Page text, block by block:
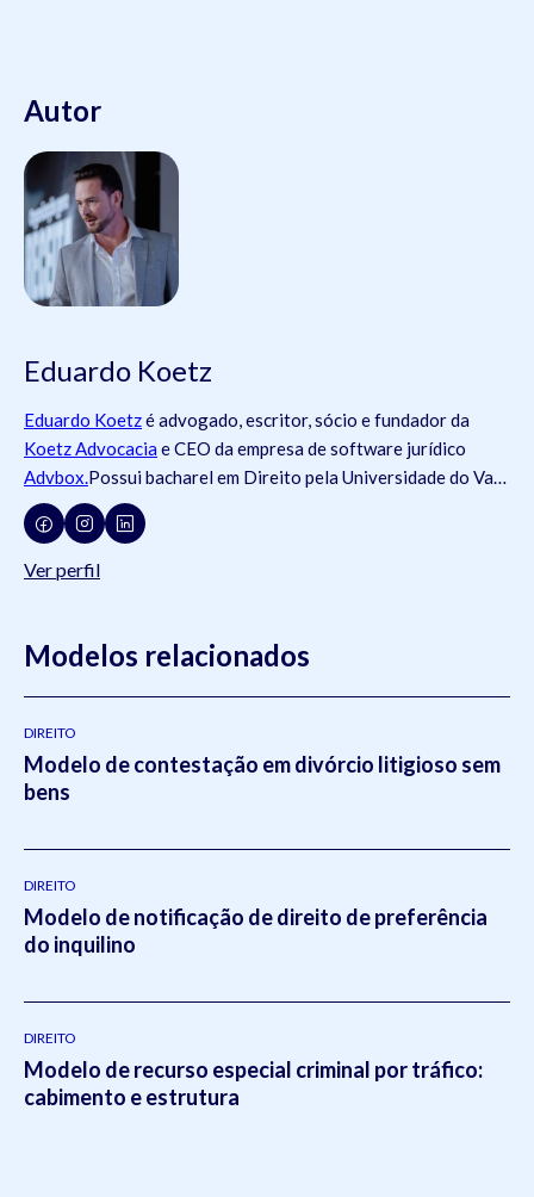
Autor
Eduardo Koetz
Eduardo Koetzé advogado, escritor, sócio e fundador da
Koetz Advocacia e CEO da empresa de software jurídico
Advbox.Possui bacharel em Direito pela Universidade do Vale
do Rio dos Sinos (
dos Advogados do Brasil
73.409, OAB/PR 72.951, OAB/SP 435.266, OAB/MG
Direito do Trabalho pelaUniversidade Federal do Rio Grande
2014).Atua como um dos principais gestores da Koetz
Advocacia, realizando a supervisão e liderança em todos os
setores do escritório.Em 2021, Eduardo publicou o livro
pela editoraViseu.
Ver perfil
Modelos relacionados
DIREITO
Modelo de contestação em divórcio litigioso sem
bens
DIREITO
Modelo de notificação de direito de preferência
do inquilino
DIREITO
Modelo de recurso especial criminal por tráfico:
cabimento e estrutura